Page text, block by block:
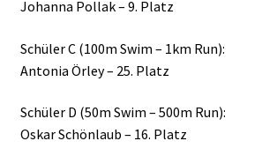
Johanna Pollak – 9. Platz
Schüler C (100m Swim – 1km Run):
Antonia Örley – 25. Platz
Schüler D (50m Swim – 500m Run):
Oskar Schönlaub – 16. Platz